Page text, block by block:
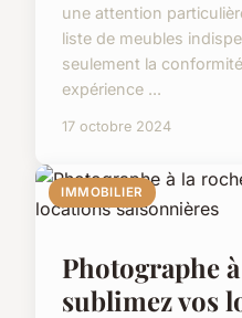
une attention
liste de meubles
seulement la
expérience ...
17 octobre 2024
IMMOBILIER
Photographe
sublimez vos